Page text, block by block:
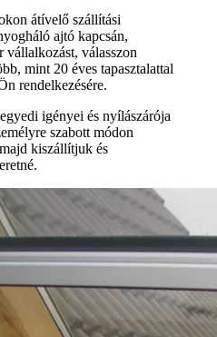
átívelő szállítási
ajtó kapcsán,
vállalkozást, válasszon
mint 20 éves tapasztalattal
rendelkezésére.
igényei és nyílászárója
szabott módon
kiszállítjuk és